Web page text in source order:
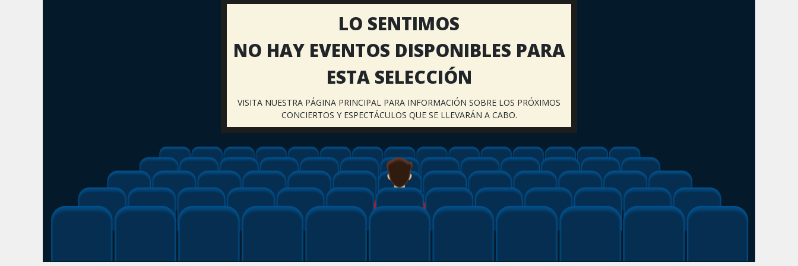
LO SENTIMOS
NO HAY EVENTOS DISPONIBLES PARA
ESTA SELECCIÓN
VISITA NUESTRA PÁGINA PRINCIPAL PARA INFORMACIÓN SOBRE LOS PRÓXIMOS
CONCIERTOS Y ESPECTÁCULOS QUE SE LLEVARÁN A CABO.